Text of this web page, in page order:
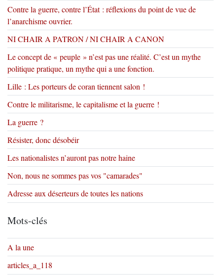
Contre la guerre, contre l’État : réflexions du point de vue de
l’anarchisme ouvrier.
NI CHAIR A PATRON / NI CHAIR A CANON
Le concept de « peuple » n’est pas une réalité. C’est un mythe
politique pratique, un mythe qui a une fonction.
Lille : Les porteurs de coran tiennent salon !
Contre le militarisme, le capitalisme et la guerre !
La guerre ?
Résister, donc désobéir
Les nationalistes n’auront pas notre haine
Non, nous ne sommes pas vos "camarades"
Adresse aux déserteurs de toutes les nations
Mots-clés
A la une
articles_a_118